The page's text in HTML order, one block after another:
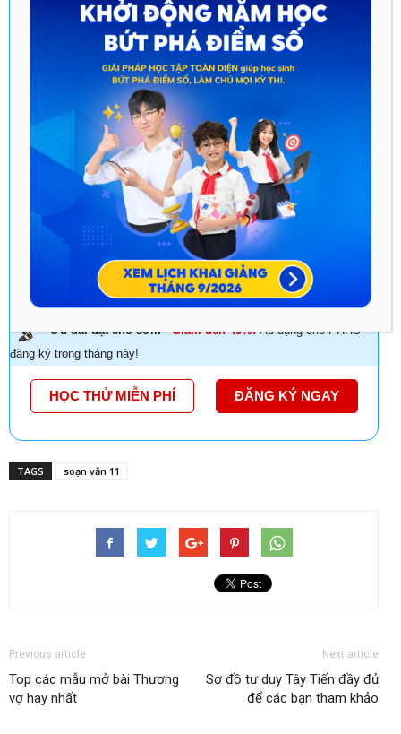
DIỆN
CHẮC KIẾN THỨC LỚP 11 - BẤT CHẤP CHƯƠNG TRÌNH
HỌC KHÓ
RÈN LUYỆN KỸ NĂNG TỰ HỌC - TƯ DUY GIẢI
QUYẾT VẤN ĐỀ
ĐA DẠNG HÌNH THỨC HỌC - PHÙ HỢP MỌI NHU
TOP THẦY CÔ DANH TIẾNG ĐỒNG HÀNH PHÁT
TRIỂN TOÀN DIỆN KIẾN THỨC & KỸ NĂNG
DỊCH VỤ HỖ TRỢ ĐỒNG HÀNH TRONG SUỐT QUÁ
TRÌNH HỌC TẬP
Ưu đãi đặt chỗ sớm -Giảm đến 45%!Áp dụng cho PHHS
đăng ký trong tháng này!
HỌC THỬ MIỄN PHÍ ĐĂNG KÝ NGAY
TAGS soạn văn 11
Previous article
Top các mẫu mở bài Thương
vợ hay nhất
Next article
Sơ đồ tư duy Tây Tiến đầy đủ
để các bạn tham khảo